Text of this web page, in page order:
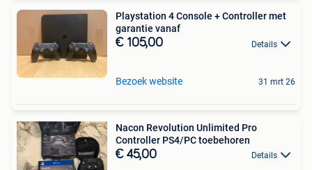
Playstation 4 Console + Controller met
garantie vanaf
€ 105,00 Details
Bezoek website 31 mrt 26
Nacon Revolution Unlimited Pro
Controller PS4/PC toebehoren
€ 45,00 Details